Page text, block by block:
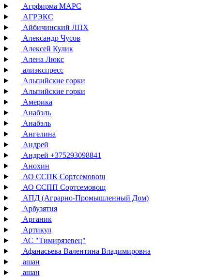
Агрфирма МАРС
АГРЭКС
Айбичинский ЛПХ
Александр Чусов
Алексей Кулик
Алена Люкс
алиэкспресс
Альпийские горки
Альпийские горки
Америка
Анабэль
Анабэль
Ангелина
Андрей
Андрей +375293098841
Анохин
АО ССПК Сортсемовощ
АО ССПП Сортсемовощ
АПД (Аграрно-Промышленный Дом)
Арбузятня
Арганик
Артикул
АС "Тимирязевец"
Афанасьева Валентина Владимировна
ашан
ашан